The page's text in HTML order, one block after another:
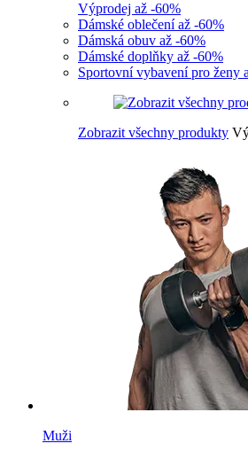
Výprodej až -60%
Dámské oblečení až -60%
Dámská obuv až -60%
Dámské doplňky až -60%
Sportovní vybavení pro ženy
Zobrazit všechny produkty
Muži